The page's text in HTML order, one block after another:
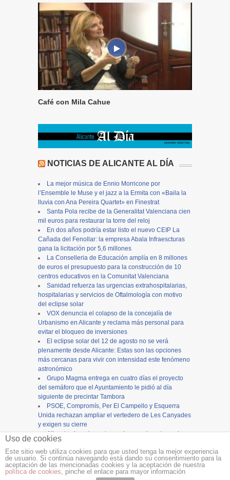
Café con Mila Cahue
NOTICIAS DE ALICANTE AL DÍA
La mejor música de Ennio Morricone por
l’Ensemble le Muse y el jazz a la Ermita con «Baila la
lluvia con Ana Pereira Quartet» en Finestrat
Santa Pola recibe de la Generalitat Valenciana cien
mil euros para restaurar la torre del reloj
En dos años podría estar listo el nuevo CEIP La
Cañada del Fenollar: la empresa Abala Infraescturas
gana la licitación por 5,6 millones
La Conselleria de Educación amplía en 8 millones
de euros el presupuesto para la construcción de 10
centros educativos en la Comunitat Valenciana
Sanidad refuerza las urgencias extrahospitalarias,
hospitalarias y servicios de Oftalmología con motivo
del eclipse solar
VOX denuncia el colapso de la concejalía de
Urbanismo en Alicante y reclama más personal para
evitar el bloqueo de inversiones
El eclipse solar del 12 de agosto no se verá
plenamente desde Alicante: Estas son las opciones
más cercanas para vivir con intensidad este fenómeno
astronómico
Grupo Magma entrega en cuatro días el proyecto
del semáforo que el Ayuntamiento le pidió al día
siguiente de precintar Tambora
PSOE, Compromís, Per El Campello y Esquerra
Unida rechazan ampliar el vertedero de Les Canyades
y exigen su cierre
Alicante cierra los actos en honor a la patrona, la
Virgen del Remedio, con una concurrida procesión
Copyright ©12tvy12endigital.es
Uso de cookies
Este sitio web utiliza cookies para que usted tenga la mejor experiencia
de usuario. Si continúa navegando está dando su consentimiento para la
aceptación de las mencionadas cookies y la aceptación de nuestra
política de cookies, pinche el enlace para mayor información